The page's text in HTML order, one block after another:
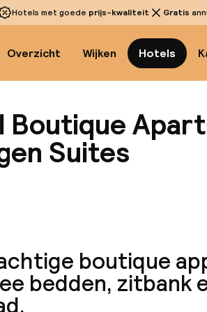
Hotels met goede prijs-kwaliteit Gratis
Overzicht Wijken Hotels
Boutique
Suites
boutique
bedden, zitbank